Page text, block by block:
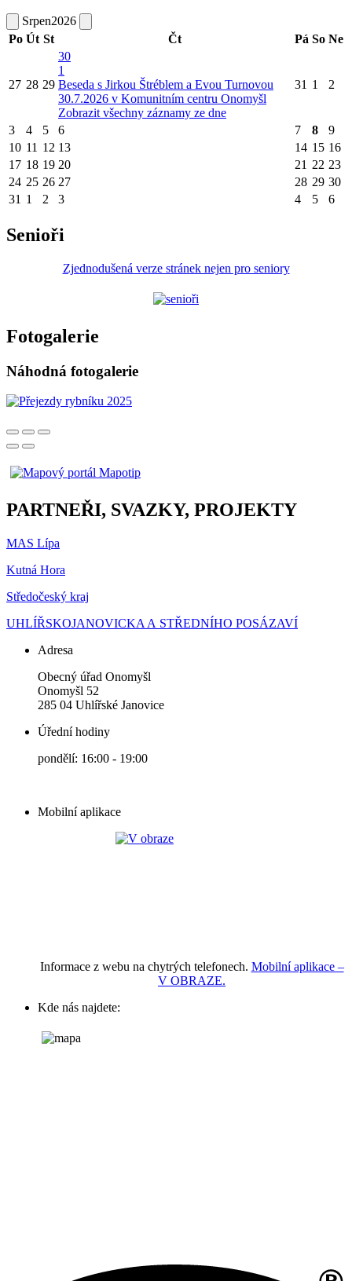
Srpen2026
Po Út St Čt Pá So Ne
27 28 29
30
1
Beseda s Jirkou Štréblem a Evou Turnovou
30.7.2026 v Komunitním centru Onomyšl
Zobrazit všechny záznamy ze dne
31 1 2
3 4 5 6 7 8
9
10 11 12 13 14 15 16
17 18 19 20 21 22 23
24 25 26 27 28 29 30
31 1 2 3 4 5 6
Senioři
Zjednodušená verze stránek nejen pro seniory
Fotogalerie
Náhodná fotogalerie
PARTNEŘI, SVAZKY, PROJEKTY
MAS Lípa
Kutná Hora
Středočeský kraj
UHLÍŘSKOJANOVICKA A STŘEDNÍHO POSÁZAVÍ
Adresa
Obecný úřad Onomyšl
Onomyšl 52
285 04 Uhlířské Janovice
Úřední hodiny
pondělí: 16:00 - 19:00
Mobilní aplikace
Informace z webu na chytrých telefonech. Mobilní aplikace –
V OBRAZE.
Kde nás najdete: